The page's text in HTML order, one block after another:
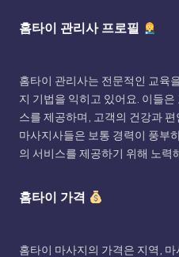
홈타이 관리사 프로필
홈타이 관리사는 전문적인 교육
지 기법을 익히고 있어요. 이들
스를 제공하며, 고객의 건강과
마사지사들은 보통 경력이 풍부
의 서비스를 제공하기 위해 노력
홈타이 가격
홈타이 마사지의 가격은 지역,